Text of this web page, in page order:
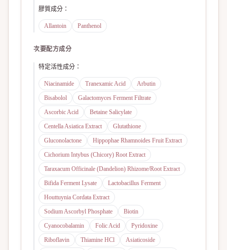
膠質成分 ：
Allantoin Panthenol
次要配方成分
特定活性成分 ：
Niacinamide Tranexamic Acid
Arbutin
Bisabolol
Galactomyces Ferment Filtrate
Ascorbic Acid
Betaine Salicylate
Centella Asiatica Extract
Glutathione
Gluconolactone
Hippophae Rhamnoides Fruit Extract
Cichorium Intybus (Chicory) Root Extract
Taraxacum Officinale (Dandelion) Rhizome/Root Extract
Bifida Ferment Lysate
Lactobacillus Ferment
Houttuynia Cordata Extract
Sodium Ascorbyl Phosphate
Biotin
Cyanocobalamin
Folic Acid
Pyridoxine
Riboflavin
Thiamine HCl
Asiaticoside